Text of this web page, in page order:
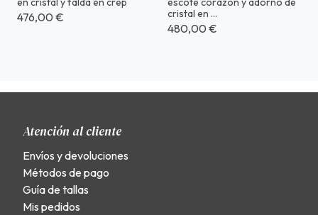
476,00 €
cristal en ...
480,00 €
Atención al cliente
Envíos y devoluciones
Métodos de pago
Guía de tallas
Mis pedidos